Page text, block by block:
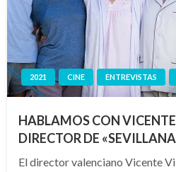
2021 CINE ENTREVISTAS
HABLAMOS CON
DIRECTOR DE
El director valenciano Vicente